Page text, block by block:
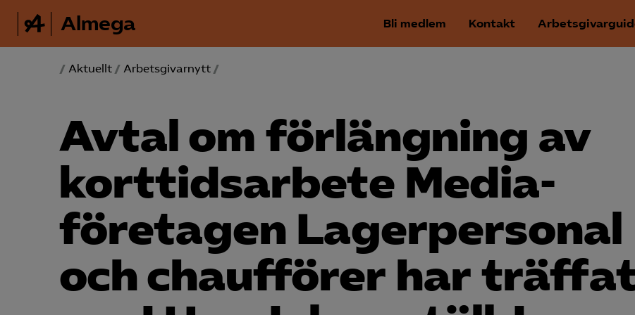
Almega Bli medlem Kontakt
/ Aktuellt / Arbetsgivarnytt /
Avtal om förlängning av
korttidsarbete Media­
företagen Lager­personal
och chaufförer har